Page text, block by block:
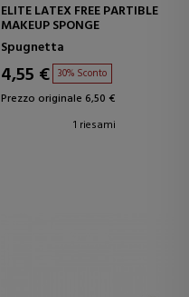
ELITE LATEX FREE PARTIBLE
MAKEUP SPONGE
Spugnetta
4,55 € 30% Sconto
Prezzo originale 6,50 €
1 riesami